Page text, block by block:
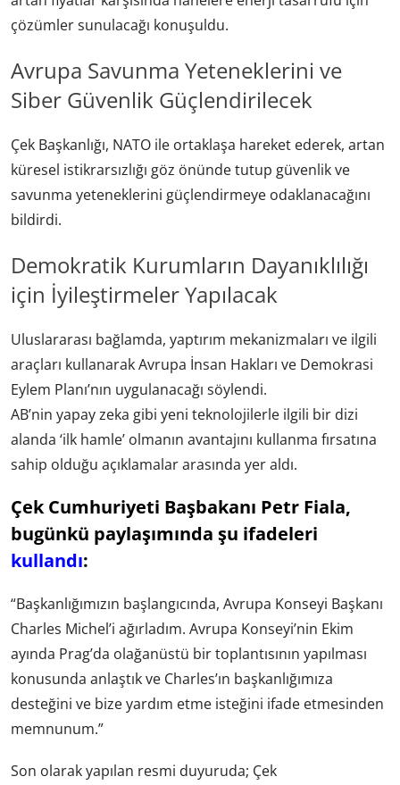
çözümler sunulacağı konuşuldu.
Avrupa Savunma Yeteneklerini ve
Siber Güvenlik Güçlendirilecek
Çek Başkanlığı, NATO ile ortaklaşa hareket ederek, artan
küresel istikrarsızlığı göz önünde tutup güvenlik ve
savunma yeteneklerini güçlendirmeye odaklanacağını
bildirdi.
Demokratik Kurumların Dayanıklılığı
için İyileştirmeler Yapılacak
Uluslararası bağlamda, yaptırım mekanizmaları ve ilgili
araçları kullanarak Avrupa İnsan Hakları ve Demokrasi
Eylem Planı’nın uygulanacağı söylendi.
AB’nin yapay zeka gibi yeni teknolojilerle ilgili bir dizi
alanda ‘ilk hamle’ olmanın avantajını kullanma fırsatına
sahip olduğu açıklamalar arasında yer aldı.
Çek Cumhuriyeti Başbakanı Petr Fiala,
bugünkü paylaşımında şu ifadeleri
kullandı:
“Başkanlığımızın başlangıcında, Avrupa Konseyi Başkanı
Charles Michel’i ağırladım. Avrupa Konseyi’nin Ekim
ayında Prag’da olağanüstü bir toplantısının yapılması
konusunda anlaştık ve Charles’ın başkanlığımıza
desteğini ve bize yardım etme isteğini ifade etmesinden
memnunum.”
Son olarak yapılan resmi duyuruda; Çek